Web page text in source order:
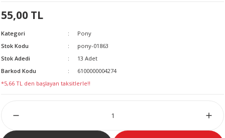
55,00 TL
Kategori
Pony
Stok Kodu
pony-01863
Stok Adedi
13 Adet
Barkod Kodu
6100000004274
*5,66 TL den başlayan taksitlerle!!